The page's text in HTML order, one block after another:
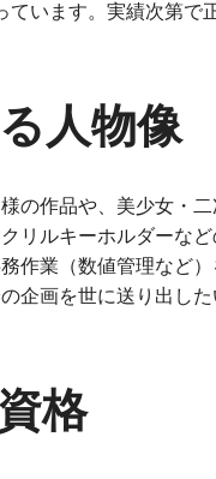
ています。実績次第で
人物像
の作品や、美少女・
リルキーホルダーな
作業（数値管理など
の企画を世に送り出し
格